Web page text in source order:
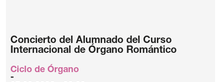
Concierto del Alumnado del Curso
Internacional de Órgano Romántico
Ciclo de Órgano